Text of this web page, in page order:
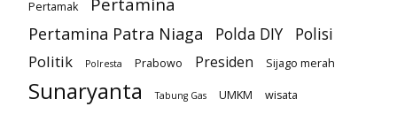
Pertamak Pertamina
Pertamina Patra Niaga Polda DIY
Polisi
Politik
Polresta Prabowo Presiden Sijago merah
Sunaryanta Tabung Gas UMKM wisata